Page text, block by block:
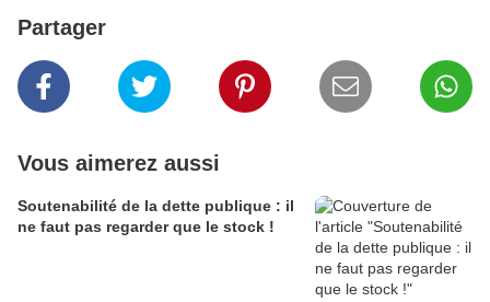
Partager
Vous aimerez aussi
Soutenabilité de la dette publique : il
ne faut pas regarder que le stock !